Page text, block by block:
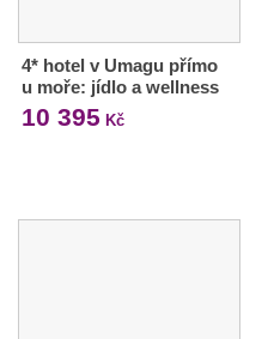
4* hotel v Umagu přímo
u moře: jídlo a wellness
10 395 Kč